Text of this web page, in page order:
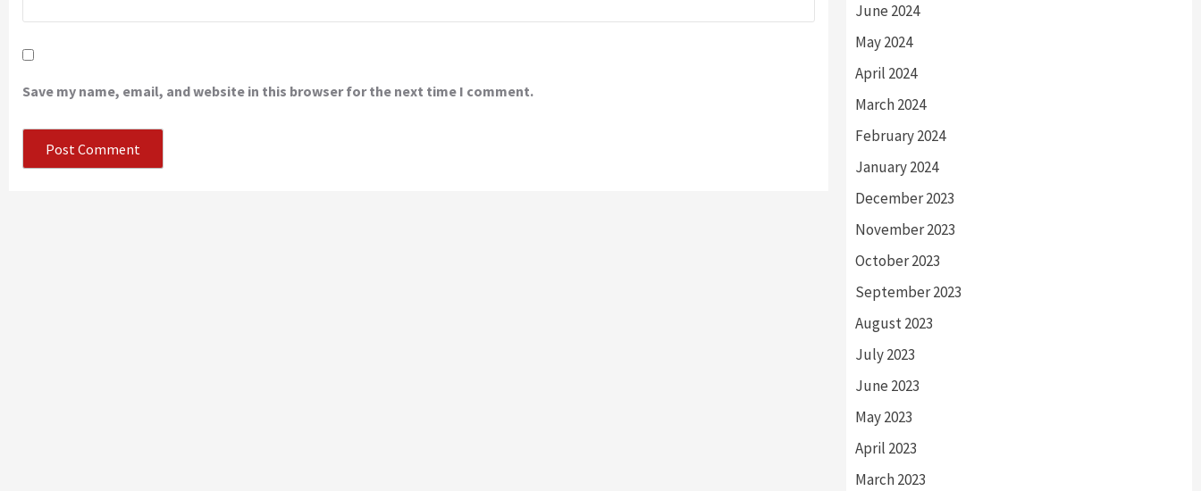
Save my name, email, and website in this browser for the next time I comment.
June 2024
May 2024
April 2024
March 2024
February 2024
January 2024
December 2023
November 2023
October 2023
September 2023
August 2023
July 2023
June 2023
May 2023
April 2023
March 2023